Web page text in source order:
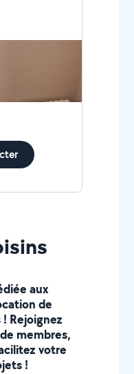
aux
de
Rejoignez
membres,
votre
!